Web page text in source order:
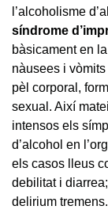
l’alcoholisme
síndrome
bàsicament en
nàusees i
pèl corporal,
sexual. Així
intensos els
d’alcohol en
els casos lleus
debilitat i
delirium tremens.